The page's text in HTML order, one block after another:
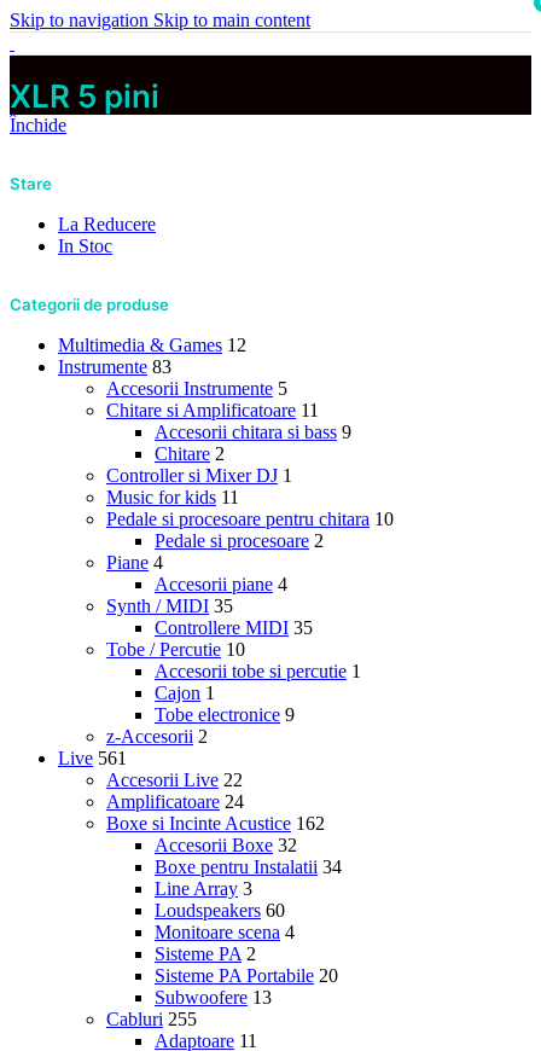
Skip to navigation Skip to main content
XLR 5 pini
Închide
Stare
La Reducere
In Stoc
Categorii de produse
Multimedia & Games 12
Instrumente 83
Accesorii Instrumente 5
Chitare si Amplificatoare 11
Accesorii chitara si bass 9
Chitare 2
Controller si Mixer DJ 1
Music for kids 11
Pedale si procesoare pentru chitara 10
Pedale si procesoare 2
Piane 4
Accesorii piane 4
Synth / MIDI 35
Controllere MIDI 35
Tobe / Percutie 10
Accesorii tobe si percutie 1
Cajon 1
Tobe electronice 9
z-Accesorii 2
Live 561
Accesorii Live 22
Amplificatoare 24
Boxe si Incinte Acustice 162
Accesorii Boxe 32
Boxe pentru Instalatii 34
Line Array 3
Loudspeakers 60
Monitoare scena 4
Sisteme PA 2
Sisteme PA Portabile 20
Subwoofere 13
Cabluri 255
Adaptoare 11